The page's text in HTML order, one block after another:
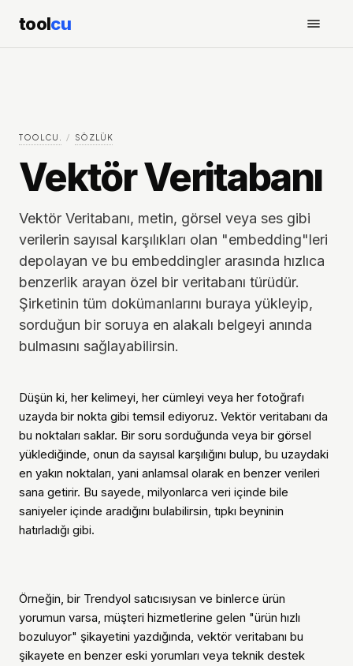
toolcu
TOOLCU. / SÖZLÜK
Vektör Veritabanı
Vektör Veritabanı, metin, görsel veya ses gibi
verilerin sayısal karşılıkları olan "embedding"leri
depolayan ve bu embeddingler arasında hızlıca
benzerlik arayan özel bir veritabanı türüdür.
Şirketinin tüm dokümanlarını buraya yükleyip,
sorduğun bir soruya en alakalı belgeyi anında
bulmasını sağlayabilirsin.
Düşün ki, her kelimeyi, her cümleyi veya her fotoğrafı
uzayda bir nokta gibi temsil ediyoruz. Vektör veritabanı da
bu noktaları saklar. Bir soru sorduğunda veya bir görsel
yüklediğinde, onun da sayısal karşılığını bulup, bu uzaydaki
en yakın noktaları, yani anlamsal olarak en benzer verileri
sana getirir. Bu sayede, milyonlarca veri içinde bile
saniyeler içinde aradığını bulabilirsin, tıpkı beyninin
hatırladığı gibi.
Örneğin, bir Trendyol satıcısıysan ve binlerce ürün
yorumun varsa, müşteri hizmetlerine gelen "ürün hızlı
bozuluyor" şikayetini yazdığında, vektör veritabanı bu
şikayete en benzer eski yorumları veya teknik destek